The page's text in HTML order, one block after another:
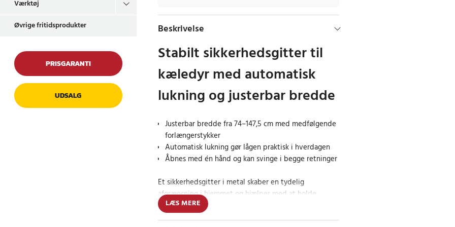
Værktøj
Øvrige fritidsprodukter
PRISGARANTI
UDSALG
Beskrivelse
Stabilt sikkerhedsgitter til
kæledyr med automatisk
lukning og justerbar bredde
Justerbar bredde fra 74–147,5 cm med medfølgende
forlængerstykker
Automatisk lukning gør lågen praktisk i hverdagen
Åbnes med én hånd og kan svinge i begge retninger
Et sikkerhedsgitter i metal skaber en tydelig
afgrænsning i hjemmet og hjælper med at holde
kæledyr væk fra udvalgte områder. Den justerbare
konstruktion gør det nemt at tilpasse lågen til
LÆS MERE